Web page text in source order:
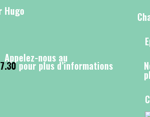
Hugo
Appelez-nous au
pour plus d’informations